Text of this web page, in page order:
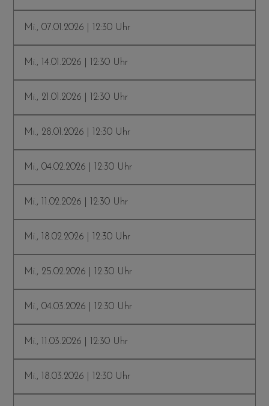
Mi., 07.01.2026 | 12:30 Uhr
Mi., 14.01.2026 | 12:30 Uhr
Mi., 21.01.2026 | 12:30 Uhr
Mi., 28.01.2026 | 12:30 Uhr
Mi., 04.02.2026 | 12:30 Uhr
Mi., 11.02.2026 | 12:30 Uhr
Mi., 18.02.2026 | 12:30 Uhr
Mi., 25.02.2026 | 12:30 Uhr
Mi., 04.03.2026 | 12:30 Uhr
Mi., 11.03.2026 | 12:30 Uhr
Mi., 18.03.2026 | 12:30 Uhr